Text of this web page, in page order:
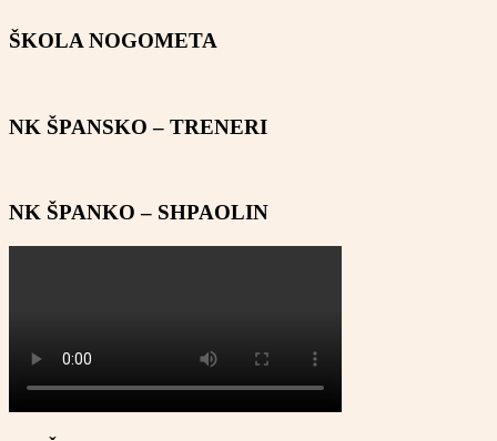
ŠKOLA NOGOMETA
NK ŠPANSKO – TRENERI
NK ŠPANKO – SHPAOLIN